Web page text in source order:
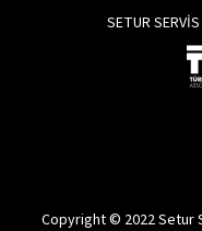
SETUR
Copyright © 2022 Setur